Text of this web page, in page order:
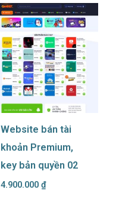
Website bán tài
khoản Premium,
key bản quyền 02
4.900.000 ₫